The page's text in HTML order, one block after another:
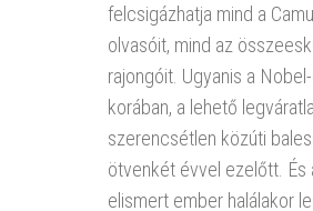
felcsigázhatja mind a
olvasóit, mind az
rajongóit. Ugyanis a
korában, a lehető
szerencsétlen közúti
ötvenkét évvel ezelőtt. És
elismert ember halálakor